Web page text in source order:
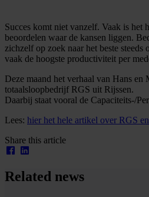
Succes komt niet vanzelf. Vaak is het
beoordelen waar de kansen liggen.
zichzelf op zoek naar het beste
vaak de hoogste productiviteit per
Deze maand het verhaal van Hans
totaalsloopbedrijf RGS uit Rijssen.
Daarbij staat vooral de Capaciteits-/
Lees: hier het hele artikel over RGS
Share this article
Related news